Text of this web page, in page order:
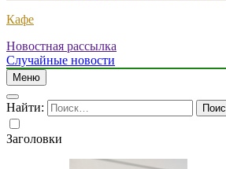
Кафе
Новостная рассылка
Случайные новости
Меню
Найти:
Заголовки